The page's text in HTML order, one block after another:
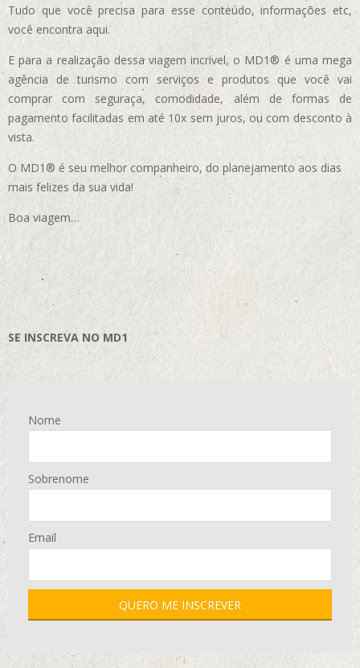
Tudo que você precisa para esse conteúdo, informações etc,
você encontra aqui.
E para a realização dessa viagem incrível, o MD1® é uma mega
agência de turismo com serviços e produtos que você vai
comprar com seguraça, comodidade, além de formas de
pagamento facilitadas em até 10x sem juros, ou com desconto à
vista.
O MD1® é seu melhor companheiro, do planejamento aos dias
mais felizes da sua vida!
Boa viagem…
SE INSCREVA NO MD1
Nome
Sobrenome
Email